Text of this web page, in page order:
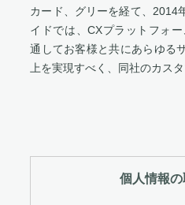
カード、グリーを経て、2014
イドでは、CXプラットフォ
通してお客様と共にあらゆる
上を実現すべく、同社のカス
個人情報